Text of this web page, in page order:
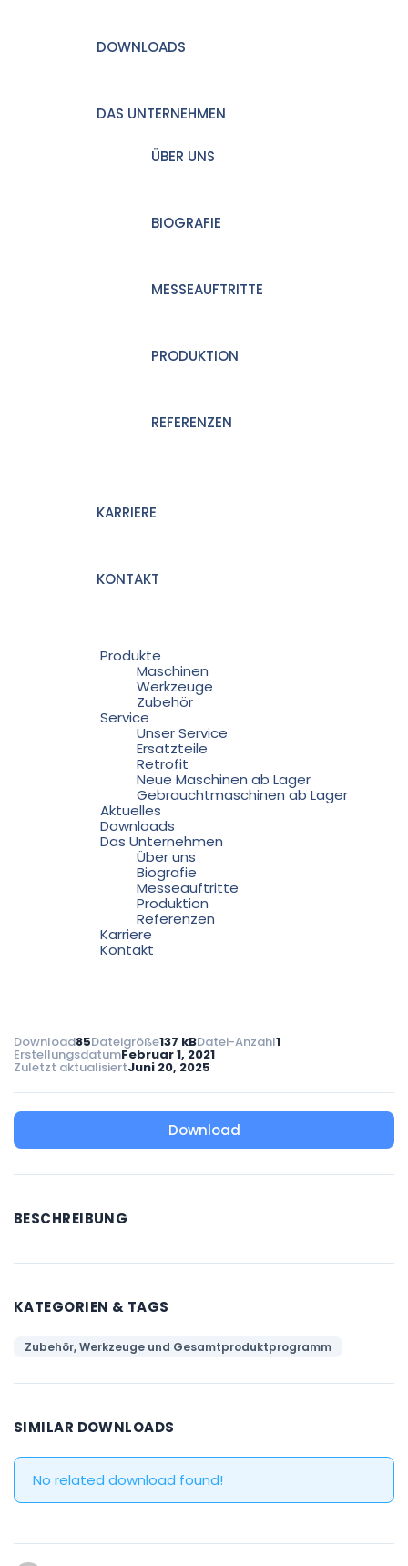
DOWNLOADS
DAS UNTERNEHMEN
ÜBER UNS
BIOGRAFIE
MESSEAUFTRITTE
PRODUKTION
REFERENZEN
KARRIERE
KONTAKT
Produkte
Maschinen
Werkzeuge
Zubehör
Service
Unser Service
Ersatzteile
Retrofit
Neue Maschinen ab Lager
Gebrauchtmaschinen ab Lager
Aktuelles
Downloads
Das Unternehmen
Über uns
Biografie
Messeauftritte
Produktion
Referenzen
Karriere
Kontakt
Download85Dateigröße137 kBDatei-Anzahl1
ErstellungsdatumFebruar 1, 2021
Zuletzt aktualisiertJuni 20, 2025
Download
BESCHREIBUNG
KATEGORIEN & TAGS
Zubehör, Werkzeuge und Gesamtproduktprogramm
SIMILAR DOWNLOADS
No related download found!